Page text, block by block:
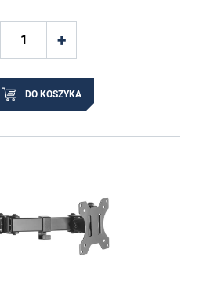
DO KOSZYKA